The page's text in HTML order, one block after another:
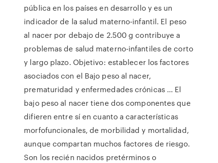
pública en los países en desarrollo y es un
indicador de la salud materno-infantil. El peso
al nacer por debajo de 2.500 g contribuye a
problemas de salud materno-infantiles de corto
y largo plazo. Objetivo: establecer los factores
asociados con el Bajo peso al nacer,
prematuridad y enfermedades crónicas ... El
bajo peso al nacer tiene dos componentes que
difieren entre sí en cuanto a características
morfofuncionales, de morbilidad y mortalidad,
aunque compartan muchos factores de riesgo.
Son los recién nacidos pretérminos o